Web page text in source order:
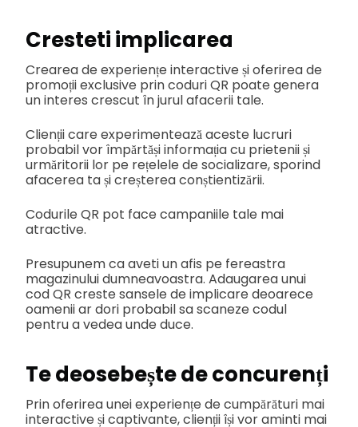
Cresteti implicarea
Crearea de experiențe interactive și oferirea de
promoții exclusive prin coduri QR poate genera
un interes crescut în jurul afacerii tale.
Clienții care experimentează aceste lucruri
probabil vor împărtăși informația cu prietenii și
urmăritorii lor pe rețelele de socializare, sporind
afacerea ta și creșterea conștientizării.
Codurile QR pot face campaniile tale mai
atractive.
Presupunem ca aveti un afis pe fereastra
magazinului dumneavoastra. Adaugarea unui
cod QR creste sansele de implicare deoarece
oamenii ar dori probabil sa scaneze codul
pentru a vedea unde duce.
Te deosebește de concurenți
Prin oferirea unei experiențe de cumpărături mai
interactive și captivante, clienții își vor aminti mai